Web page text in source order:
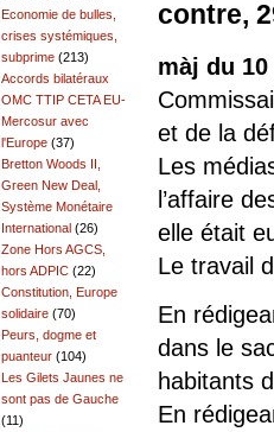
contre,
màj du 10
et de la
Les
l’affaire
elle était
Le travail
En
dans le
habitants
En
Economie de bulles,
crises systémiques,
subprime (213)
Accords bilatéraux
OMC TTIP CETA EU-
Mercosur avec
l'Europe (37)
Bretton Woods II,
Green New Deal,
Système Monétaire
International (26)
Zone Hors AGCS,
hors ADPIC (22)
Constitution, Europe
solidaire (70)
Peurs, dogme et
puanteur (104)
Les Gilets Jaunes ne
sont pas de Gauche
(11)